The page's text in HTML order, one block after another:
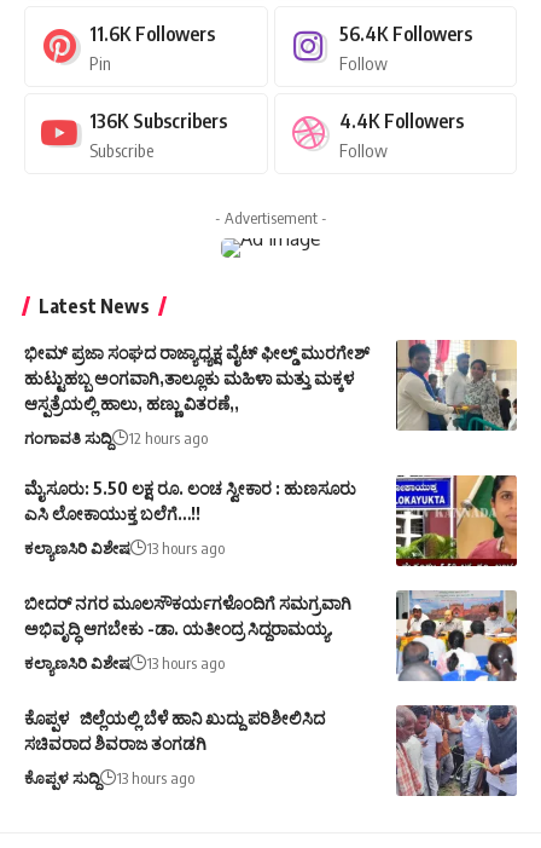
11.6K Followers
Pin
56.4K Followers
Follow
136K Subscribers
Subscribe
4.4K Followers
Follow
- Advertisement -
Latest News
ಭೀಮ್ ಪ್ರಜಾ ಸಂಘದ ರಾಜ್ಯಾಧ್ಯಕ್ಷ ವೈಟ್ ಫೀಲ್ಡ್ ಮುರಗೇಶ್
ಹುಟ್ಟುಹಬ್ಬ ಅಂಗವಾಗಿ,ತಾಲ್ಲೂಕು ಮಹಿಳಾ ಮತ್ತು ಮಕ್ಕಳ
ಆಸ್ಪತ್ರೆಯಲ್ಲಿ ಹಾಲು, ಹಣ್ಣು ವಿತರಣೆ,,
ಗಂಗಾವತಿ ಸುದ್ದಿ 12 hours ago
ಮೈಸೂರು: 5.50 ಲಕ್ಷ ರೂ. ಲಂಚ ಸ್ವೀಕಾರ : ಹುಣಸೂರು
ಎಸಿ ಲೋಕಾಯುಕ್ತ ಬಲೆಗೆ…!!
ಕಲ್ಯಾಣಸಿರಿ ವಿಶೇಷ 13 hours ago
ಬೀದರ್ ನಗರ ಮೂಲಸೌಕರ್ಯಗಳೊಂದಿಗೆ ಸಮಗ್ರವಾಗಿ
ಅಭಿವೃದ್ಧಿ ಆಗಬೇಕು -ಡಾ. ಯತೀಂದ್ರ ಸಿದ್ದರಾಮಯ್ಯ.
ಕಲ್ಯಾಣಸಿರಿ ವಿಶೇಷ 13 hours ago
ಕೊಪ್ಪಳ ಜಿಲ್ಲೆಯಲ್ಲಿ ಬೆಳೆ ಹಾನಿ ಖುದ್ದು ಪರಿಶೀಲಿಸಿದ
ಸಚಿವರಾದ ಶಿವರಾಜ ತಂಗಡಗಿ
ಕೊಪ್ಪಳ ಸುದ್ದಿ 13 hours ago